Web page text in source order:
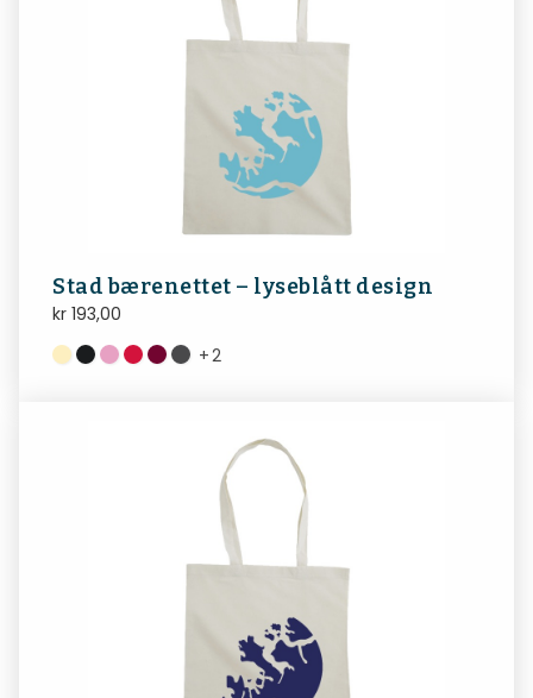
Stad bærenettet – lyseblått design
kr 193,00
+2